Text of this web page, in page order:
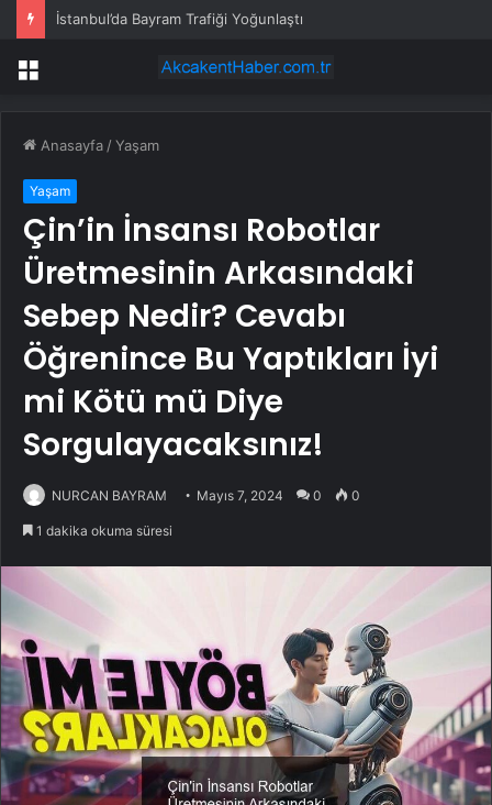
İstanbul’da Bayram Trafiği Yoğunlaştı
Menü
Anasayfa /Yaşam
Yaşam
Çin’in İnsansı Robotlar
Üretmesinin Arkasındaki
Sebep Nedir? Cevabı
Öğrenince Bu Yaptıkları İyi
mi Kötü mü Diye
Sorgulayacaksınız!
NURCAN BAYRAM Mayıs 7, 2024 0 0
1 dakika okuma süresi